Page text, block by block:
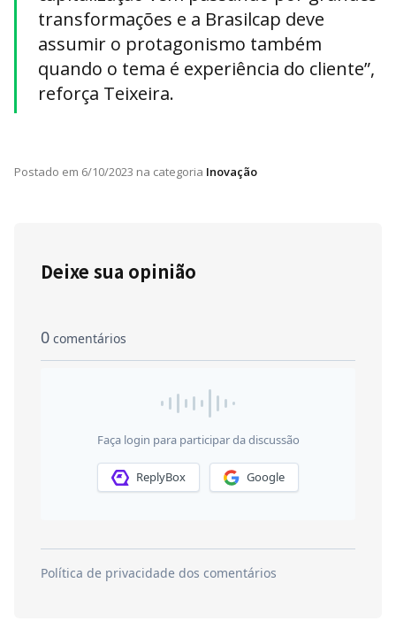
transformações e a Brasilcap deve
assumir o protagonismo também
quando o tema é experiência do cliente”,
reforça Teixeira.
Postado em 6/10/2023 na categoria Inovação
Deixe sua opinião